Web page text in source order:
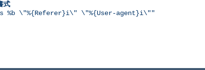
式
%b \"%{Referer}i\" \"%{User-agent}i\""